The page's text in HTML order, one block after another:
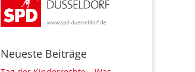
Neueste Beiträge